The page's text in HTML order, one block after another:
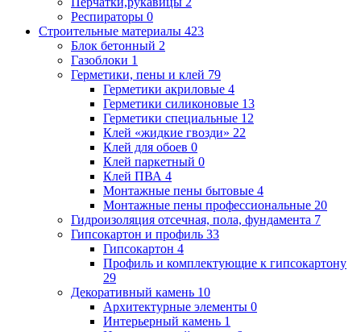
Респираторы 0
Строительные материалы 423
Блок бетонный 2
Газоблоки 1
Герметики, пены и клей 79
Герметики акриловые 4
Герметики силиконовые 13
Герметики специальные 12
Клей «жидкие гвозди» 22
Клей для обоев 0
Клей паркетный 0
Клей ПВА 4
Монтажные пены бытовые 4
Монтажные пены профессиональные 20
Гидроизоляция отсечная, пола, фундамента 7
Гипсокартон и профиль 33
Гипсокартон 4
Профиль и комплектующие к гипсокартону
29
Декоративный камень 10
Архитектурные элементы 0
Интерьерный камень 1